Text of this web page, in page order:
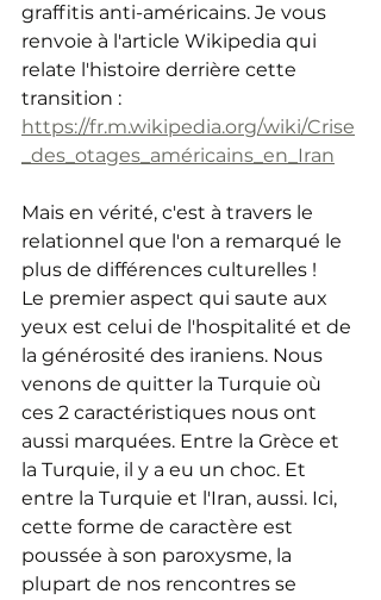
graffitis anti-américains. Je vous
renvoie à l'article Wikipedia qui
relate l'histoire derrière cette
transition :
https://fr.m.wikipedia.org/wiki/Crise
_des_otages_américains_en_Iran
Mais en vérité, c'est à travers le
relationnel que l'on a remarqué le
plus de différences culturelles !
Le premier aspect qui saute aux
yeux est celui de l'hospitalité et de
la générosité des iraniens. Nous
venons de quitter la Turquie où
ces 2 caractéristiques nous ont
aussi marquées. Entre la Grèce et
la Turquie, il y a eu un choc. Et
entre la Turquie et l'Iran, aussi. Ici,
cette forme de caractère est
poussée à son paroxysme, la
plupart de nos rencontres se